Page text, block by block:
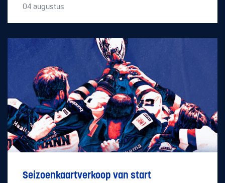
04 augustus
Seizoenkaartverkoop van start